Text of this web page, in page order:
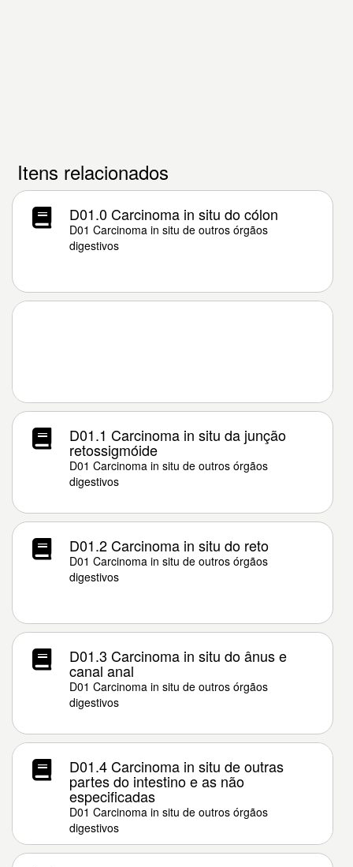
Itens relacionados
D01.0 Carcinoma in situ do cólon
D01 Carcinoma in situ de outros órgãos
digestivos
D01.1 Carcinoma in situ da junção
retossigmóide
D01 Carcinoma in situ de outros órgãos
digestivos
D01.2 Carcinoma in situ do reto
D01 Carcinoma in situ de outros órgãos
digestivos
D01.3 Carcinoma in situ do ânus e
canal anal
D01 Carcinoma in situ de outros órgãos
digestivos
D01.4 Carcinoma in situ de outras
partes do intestino e as não
especificadas
D01 Carcinoma in situ de outros órgãos
digestivos